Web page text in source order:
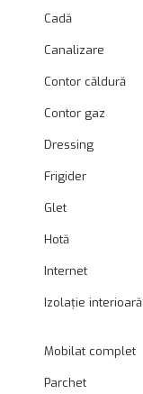
Cadă
Canalizare
Contor căldură
Contor gaz
Dressing
Frigider
Glet
Hotă
Internet
Izolație interioară
Mobilat complet
Parchet